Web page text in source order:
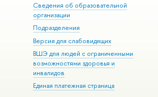
Сведения об образовательной
организации
Подразделения
Версия для слабовидящих
ВШЭ для людей с ограниченными
возможностями здоровья и
инвалидов
Единая платежная страница